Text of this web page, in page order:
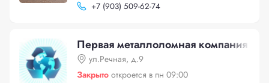
+7 (903) 509-62-74
Первая металлоломная компания
ул.Речная, д.9
Закрыто откроется в пн 09:00